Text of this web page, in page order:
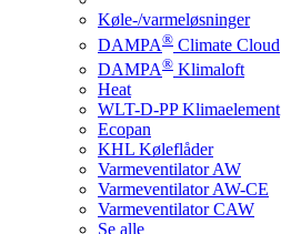
Køle-/varmeløsninger
DAMPA® Climate Cloud
DAMPA® Klimaloft
Heat
WLT-D-PP Klimaelement
Ecopan
KHL Køleflåder
Varmeventilator AW
Varmeventilator AW-CE
Varmeventilator CAW
Se alle